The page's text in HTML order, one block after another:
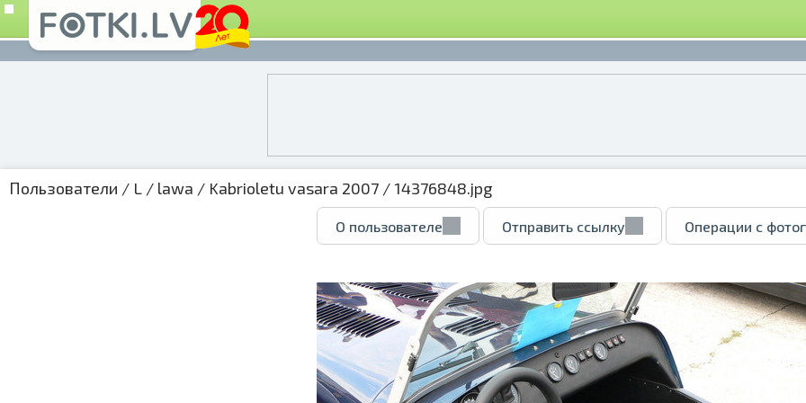
Пользователи / L / lawa / Kabrioletu vasara 2007 / 14376848.jpg
О пользователе Отправить ссылку Операции с